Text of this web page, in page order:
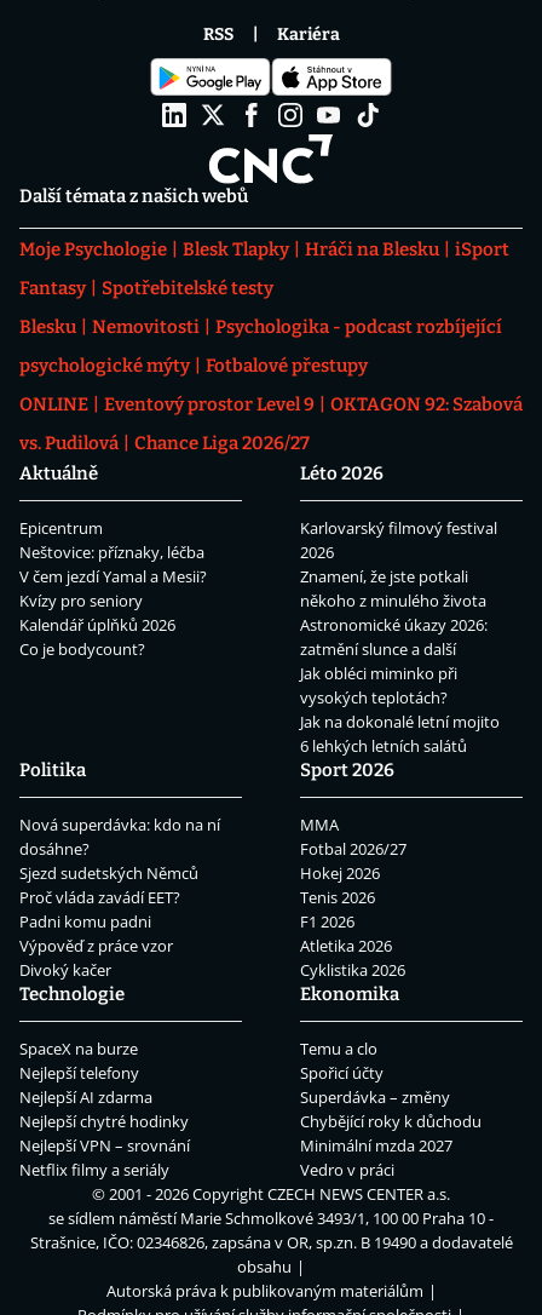
Další témata z našich webů
Moje Psychologie Blesk Tlapky Hráči na Blesku
iSport
Fantasy
Spotřebitelské testy
Blesku
Nemovitosti
Psychologika - podcast rozbíjející
psychologické mýty
Fotbalové přestupy
ONLINE
Eventový prostor Level 9
OKTAGON 92: Szabová
vs. Pudilová
Chance Liga 2026/27
Aktuálně
Epicentrum
Neštovice: příznaky, léčba
V čem jezdí Yamal a Mesii?
Kvízy pro seniory
Kalendář úplňků 2026
Co je bodycount?
Léto 2026
Karlovarský filmový festival
2026
Znamení, že jste potkali
někoho z minulého života
Astronomické úkazy 2026:
zatmění slunce a další
Jak obléci miminko při
vysokých teplotách?
Jak na dokonalé letní mojito
6 lehkých letních salátů
Politika
Nová superdávka: kdo na ní
dosáhne?
Sjezd sudetských Němců
Proč vláda zavádí EET?
Padni komu padni
Výpověď z práce vzor
Divoký kačer
Sport 2026
MMA
Fotbal 2026/27
Hokej 2026
Tenis 2026
F1 2026
Atletika 2026
Cyklistika 2026
Technologie
SpaceX na burze
Nejlepší telefony
Nejlepší AI zdarma
Nejlepší chytré hodinky
Nejlepší VPN – srovnání
Netflix filmy a seriály
Ekonomika
Temu a clo
Spořicí účty
Superdávka – změny
Chybějící roky k důchodu
Minimální mzda 2027
Vedro v práci
RSS Kariéra
© 2001 - 2026 CopyrightCZECH NEWS CENTER a.s.
se sídlem náměstí Marie Schmolkové 3493/1, 100 00 Praha 10 -
Strašnice, IČO: 02346826, zapsána v OR, sp.zn. B 19490 a dodavatelé
obsahu
Autorská práva k publikovaným materiálům